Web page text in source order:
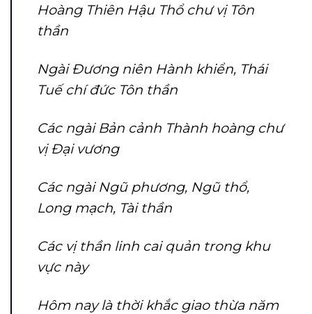
Hoàng Thiên Hậu Thổ chư vị Tôn
thần
Ngài Đương niên Hành khiển, Thái
Tuế chí đức Tôn thần
Các ngài Bản cảnh Thành hoàng chư
vị Đại vương
Các ngài Ngũ phương, Ngũ thổ,
Long mạch, Tài thần
Các vị thần linh cai quản trong khu
vực này
Hôm nay là thời khắc giao thừa năm